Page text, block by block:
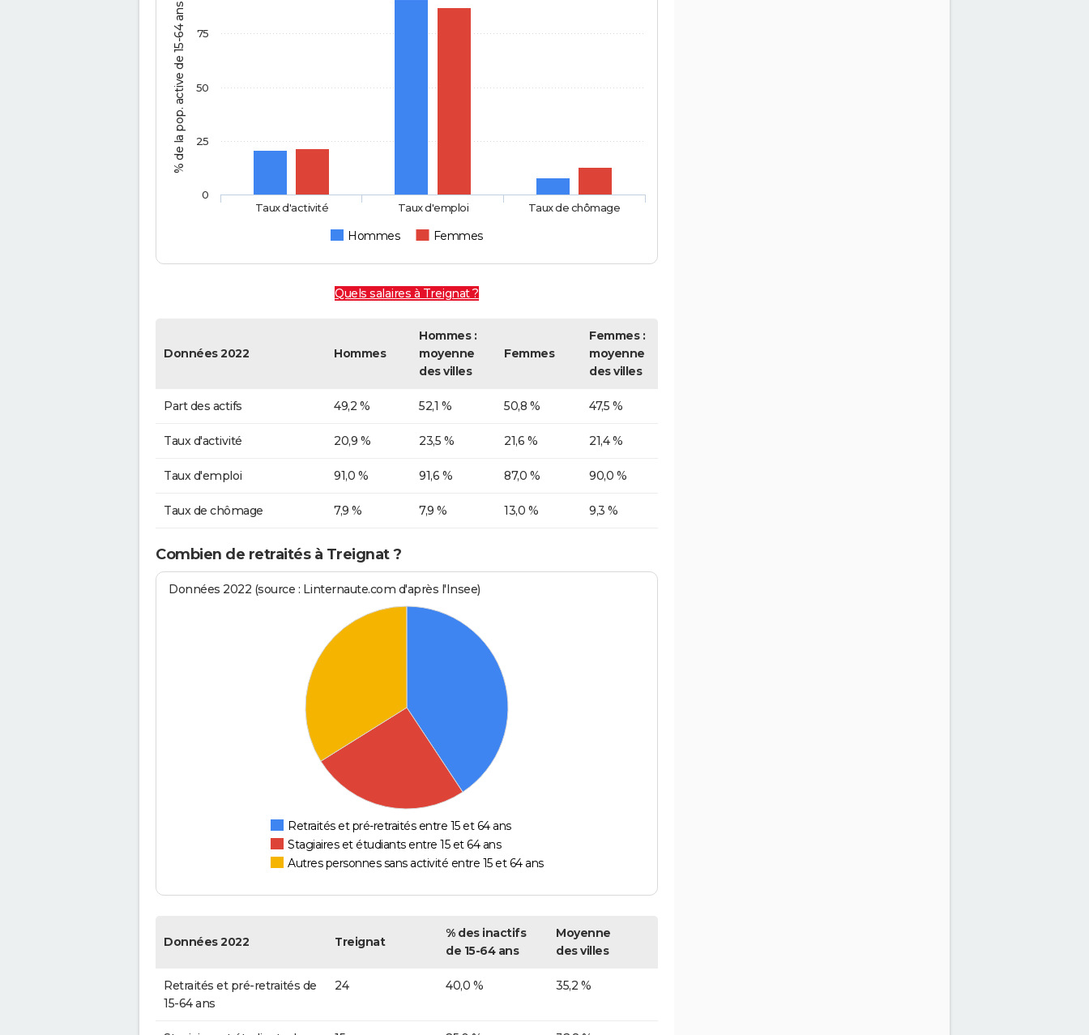
% de la pop. active de 15-64 ans
Hommes Femmes
Taux d'activité Taux d'emploi Taux de chômage
0
25
50
75
Quels salaires à Treignat ?
Données 2022 Hommes
Hommes :
moyenne
des villes
Femmes
Femmes :
moyenne
des villes
Part des actifs 49,2 % 52,1 % 50,8 % 47,5 %
Taux d'activité 20,9 % 23,5 % 21,6 % 21,4 %
Taux d'emploi 91,0 % 91,6 % 87,0 % 90,0 %
Taux de chômage 7,9 % 7,9 % 13,0 % 9,3 %
Combien de retraités à Treignat ?
Données 2022 (source : Linternaute.com d'après l'Insee)
Retraités et pré-retraités entre 15 et 64 ans
Stagiaires et étudiants entre 15 et 64 ans
Autres personnes sans activité entre 15 et 64 ans
Données 2022 Treignat
% des inactifs
de 15-64 ans
Moyenne
des villes
Retraités et pré-retraités de
15-64 ans
24 40,0 % 35,2 %